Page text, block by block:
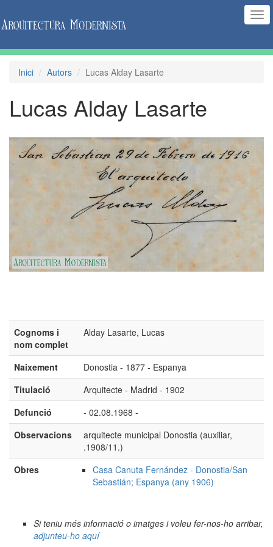
Inici Autors Lucas Alday Lasarte
Lucas Alday Lasarte
Cognoms i
nom complet
Alday Lasarte, Lucas
Naixement
Donostia - 1877 - Espanya
Titulació
Arquitecte - Madrid - 1902
Defunció
- 02.08.1968 -
Observacions
arquitecte municipal Donostia (auxiliar,
.1908/11.)
Obres
Casa Canuta Fernández - Donostia/San
Sebastián; Espanya (any 1906)
Si teniu més informació o imatges i voleu fer-nos-ho arribar,
adjunteu-ho aquí